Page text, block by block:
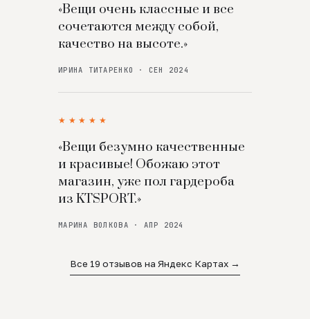
«Вещи очень классные и все
сочетаются между собой,
качество на высоте.»
ИРИНА ТИТАРЕНКО · СЕН 2024
★★★★★
«Вещи безумно качественные
и красивые! Обожаю этот
магазин, уже пол гардероба
из KTSPORT.»
МАРИНА ВОЛКОВА · АПР 2024
Все 19 отзывов на Яндекс Картах →